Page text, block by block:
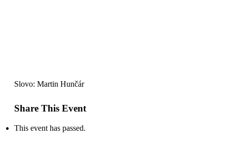
Slovo: Martin Hunčár
Share This Event
This event has passed.